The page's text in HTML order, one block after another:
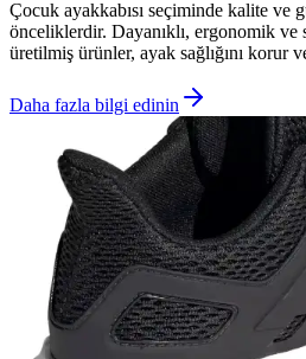
Çocuk ayakkabısı seçiminde kalite ve
önceliklerdir. Dayanıklı, ergonomik ve
üretilmiş ürünler, ayak sağlığını korur
Daha fazla bilgi edinin